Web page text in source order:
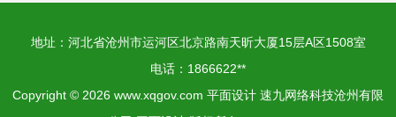
地址：河北省沧州市运河区北京路南天昕大厦15层A区1508室
电话：1866622**
Copyright © 2026 www.xqgov.com 平面设计 速九网络科技沧州有限